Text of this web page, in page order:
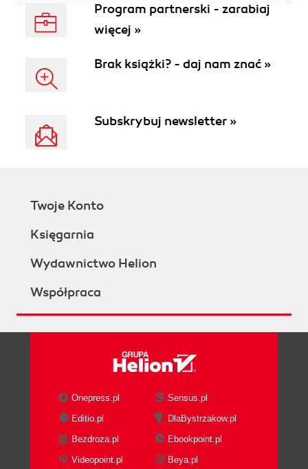
Program partnerski - zarabiaj
więcej »
Brak książki? - daj nam znać »
Subskrybuj newsletter »
Twoje Konto
Księgarnia
Wydawnictwo Helion
Współpraca
Onepress.pl
Sensus.pl
Editio.pl
DlaBystrzakow.pl
Bezdroza.pl
Ebookpoint.pl
Videopoint.pl
Beya.pl